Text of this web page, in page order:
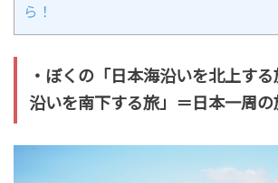
ら！
・ぼくの「日本海沿いを北上す
沿いを南下する旅」＝日本一周の